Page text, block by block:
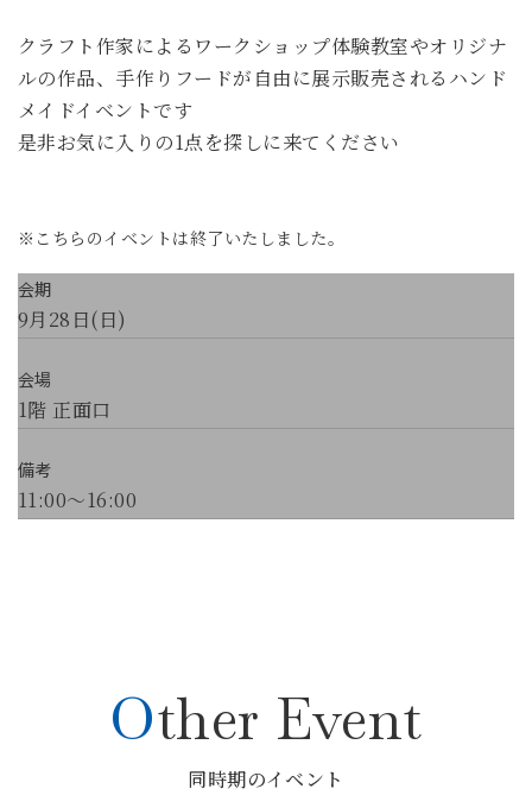
クラフト作家によるワークショップ体験教室やオリジナ
ルの作品、手作りフードが自由に展示販売されるハンド
メイドイベントです
是非お気に入りの1点を探しに来てください
※こちらのイベントは終了いたしました。
会期
9月28日(日)
会場
1階 正面口
備考
11:00〜16:00
Other Event
同時期のイベント